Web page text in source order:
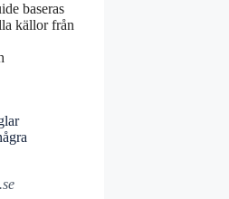
baseras
källor från